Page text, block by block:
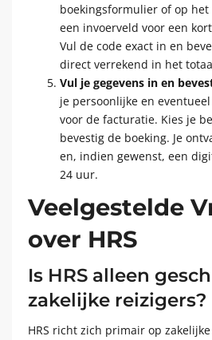
boekingsformulier of op
een invoerveld voor een
Vul de code exact in en
direct verrekend in het
Vul je gegevens in en
je persoonlijke en
voor de facturatie. Kies je
bevestig de boeking. Je
en, indien gewenst, een
24 uur.
Veelgestelde
over HRS
Is HRS alleen
zakelijke reizigers?
HRS richt zich primair op